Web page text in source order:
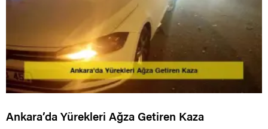
Ankara’da Yürekleri Ağza Getiren Kaza